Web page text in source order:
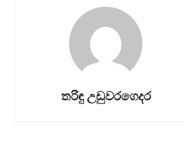
තරිඳු උඩුවරගෙදර